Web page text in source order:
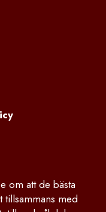
om att de bästa
tillsammans med